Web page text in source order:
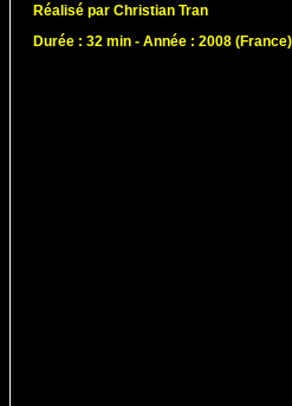
Réalisé par Christian Tran
Durée : 32 min - Année : 2008 (France)